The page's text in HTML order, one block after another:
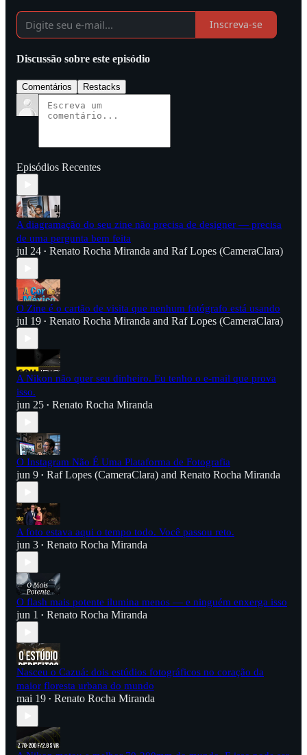
Inscreva-se
Discussão sobre este episódio
Comentários Restacks
Episódios Recentes
A diagramação do seu zine não precisa de designer — precisa
de uma pergunta bem feita
jul 24 • Renato Rocha Miranda and Raf Lopes (CameraClara)
O Zine é o cartão de visita que nenhum fotógrafo está usando
jul 19 • Renato Rocha Miranda and Raf Lopes (CameraClara)
A Nikon não quer seu dinheiro. Eu tenho o e-mail que prova
isso.
jun 25 • Renato Rocha Miranda
O Instagram Não É Uma Plataforma de Fotografia
jun 9 • Raf Lopes (CameraClara) and Renato Rocha Miranda
A foto estava aqui o tempo todo. Você passou reto.
jun 3 • Renato Rocha Miranda
O flash mais potente ilumina menos — e ninguém enxerga isso
jun 1 • Renato Rocha Miranda
Nasceu o Cazuá: dois estúdios fotográficos no coração da
maior floresta urbana do mundo
mai 19 • Renato Rocha Miranda